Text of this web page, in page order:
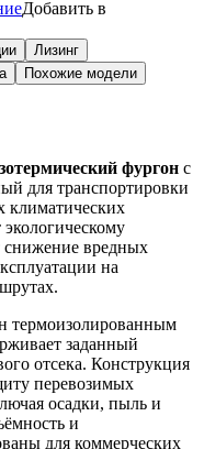
Добавить в
Лизинг
Похожие модели
фургон с
для транспортировки
климатических
снижение вредных
на
термоизолированным
заданный
отсека. Конструкция
перевозимых
осадки, пыль и
и
для коммерческих